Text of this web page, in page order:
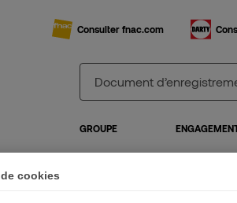
Consulter fnac.com
GROUPE
cookies